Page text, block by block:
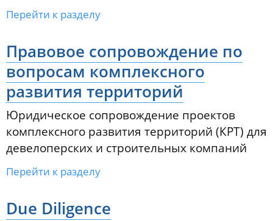
Перейти к разделу
Правовое сопровождение по
вопросам комплексного
развития территорий
Юридическое сопровождение проектов
комплексного развития территорий (КРТ) для
девелоперских и строительных компаний
Перейти к разделу
Due Diligence